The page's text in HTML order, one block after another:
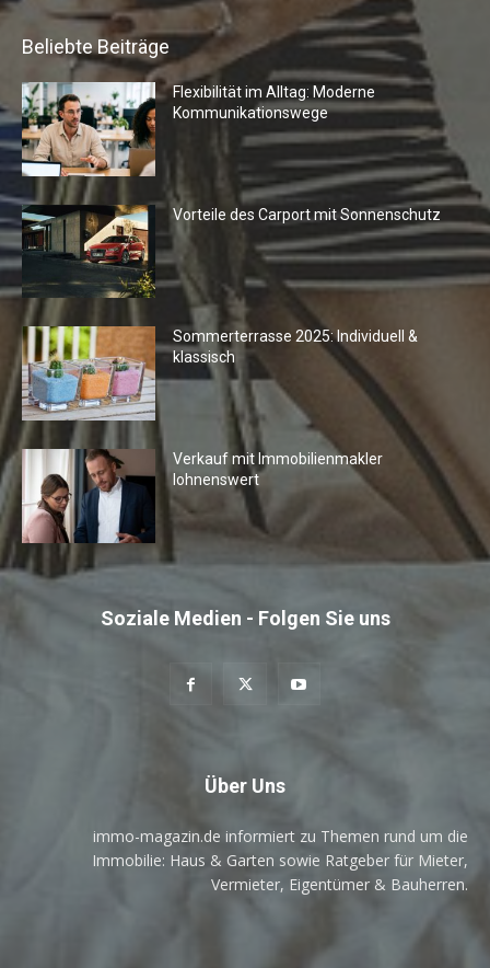
Beliebte Beiträge
Flexibilität im Alltag: Moderne
Kommunikationswege
Vorteile des Carport mit Sonnenschutz
Sommerterrasse 2025: Individuell &
klassisch
Verkauf mit Immobilienmakler
lohnenswert
Soziale Medien - Folgen Sie uns
Über Uns
immo-magazin.de informiert zu Themen rund um die
Immobilie: Haus & Garten sowie Ratgeber für Mieter,
Vermieter, Eigentümer & Bauherren.